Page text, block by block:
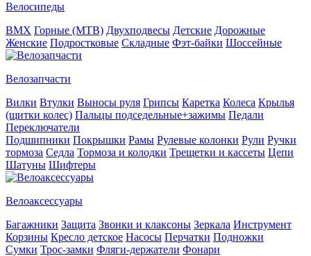
Велосипеды
BMX Горные (MTB) Двухподвесы Детские Дорожные
Женские Подростковые Складные Фэт-байки Шоссейные
Велозапчасти
Вилки Втулки Выносы руля Грипсы Каретка Колеса Крылья
(щитки колес) Пальцы подседельные+зажимы Педали
Переключатели
Подшипники Покрышки Рамы Рулевые колонки Рули Ручки
тормоза Седла Тормоза и колодки Трещетки и кассеты Цепи
Шатуны Шифтеры
Велоаксессуары
Багажники Защита Звонки и клаксоны Зеркала Инструмент
Корзины Кресло детское Насосы Перчатки Подножки
Сумки Трос-замки Фляги-держатели Фонари